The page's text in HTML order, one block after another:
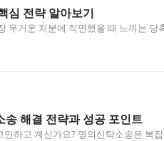
심 전략 알아보기
무거운 처분에 직면했을 때 느끼는
해결 전략과 성공 포인트
하고 계신가요? 명의신탁소송은 복